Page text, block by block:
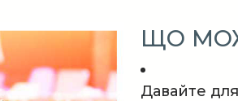
ЩО
Давайте